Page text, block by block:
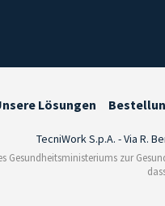
Lösungen
TecniWork S.p.A. - Via R.
Gesundheitsministeriums zur